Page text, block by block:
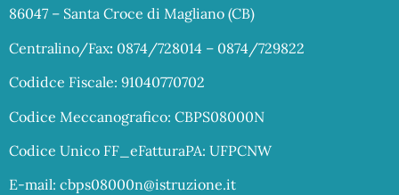
86047 – Santa Croce di Magliano (CB)
Centralino/Fax: 0874/728014 – 0874/729822
Codidce Fiscale: 91040770702
Codice Meccanografico: CBPS08000N
Codice Unico FF_eFatturaPA: UFPCNW
E-mail: cbps08000n@istruzione.it